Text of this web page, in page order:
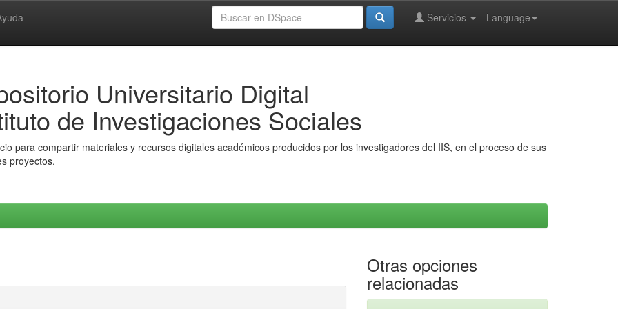
Language
Servicios
Universitario Digital
de Investigaciones Sociales
para compartir materiales y recursos digitales académicos producidos por los investigadores del IIS, en el proceso de sus
proyectos.
Otras opciones
relacionadas